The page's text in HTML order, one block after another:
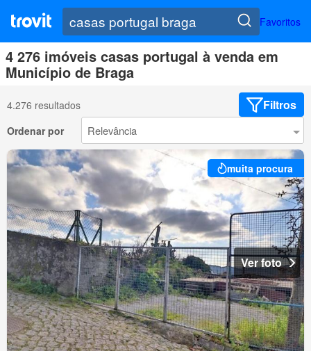
Favoritos
4 276 imóveis casas portugal à venda em
Município de Braga
4.276 resultados Filtros
Ordenar por
muita procura
Ver foto